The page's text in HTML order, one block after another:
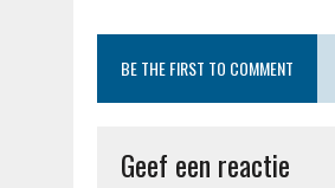
BE THE FIRST TO COMMENT
Geef een reactie